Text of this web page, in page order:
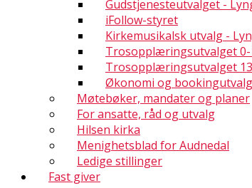
Gudstjenesteutvalget -
iFollow-styret
Kirkemusikalsk utvalg -
Trosopplæringsutvalget 0-
Trosopplæringsutvalget
Økonomi og
Møtebøker, mandater og planer
For ansatte, råd og utvalg
Hilsen kirka
Menighetsblad for Audnedal
Ledige stillinger
Fast giver